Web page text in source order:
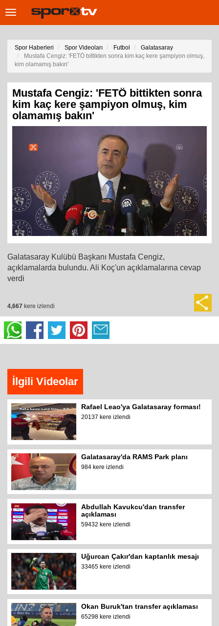
Toggle
Spor Haberleri Spor Videoları Futbol
Galatasaray
Mustafa Cengiz: 'FETÖ bittikten sonra kim kaç kere şampiyon olmuş,
kim olamamış bakın'
Mustafa Cengiz: 'FETÖ bittikten sonra
kim kaç kere şampiyon olmuş, kim
olamamış bakın'
Galatasaray Kulübü Başkanı Mustafa Cengiz,
açıklamalarda bulundu. Ali Koç'un açıklamalarına cevap
verdi
4,667 kere izlendi
İlgili Videolar
Rafael Leao'ya Galatasaray forması!
20137 kere izlendi
Galatasaray'da RAMS Park planı
984 kere izlendi
Abdullah Kavukcu'dan transfer
açıklaması
59432 kere izlendi
Uğurcan Çakır'dan kaptanlık mesajı
33465 kere izlendi
Okan Buruk'tan transfer açıklaması
65298 kere izlendi